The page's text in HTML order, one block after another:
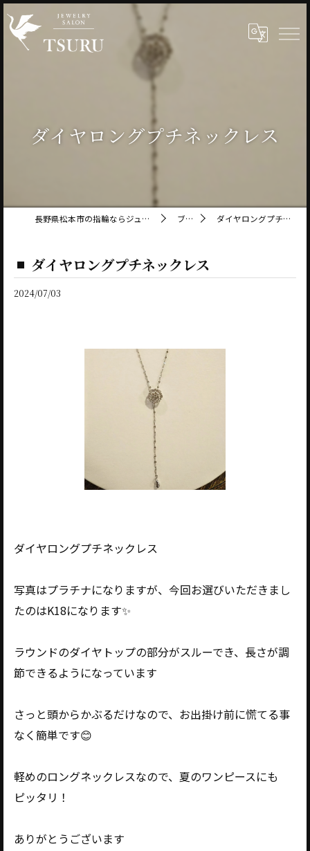
ダイヤロングプチネックレス
長野県松本市の指輪ならジュエリーサロン鶴 ブログ ダイヤロングプチネックレス
ダイヤロングプチネックレス
2024/07/03
ダイヤロングプチネックレス
写真はプラチナになりますが、今回お選びいただきまし
たのはK18になります✨
ラウンドのダイヤトップの部分がスルーでき、長さが調
節できるようになっています
さっと頭からかぶるだけなので、お出掛け前に慌てる事
なく簡単です😊
軽めのロングネックレスなので、夏のワンピースにも
ピッタリ！
ありがとうございます